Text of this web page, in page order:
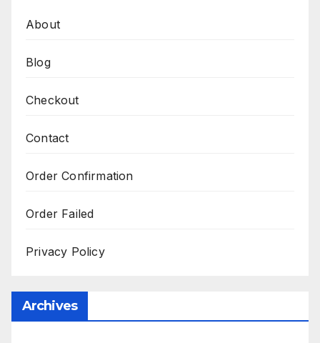
About
Blog
Checkout
Contact
Order Confirmation
Order Failed
Privacy Policy
Archives